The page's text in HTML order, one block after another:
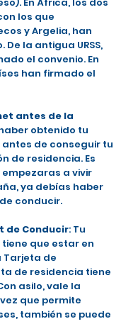
los que
y Argelia, han
la antigua URSS,
el convenio. En
han firmado el
antes de la
obtenido tu
de conseguir tu
de residencia. Es
a vivir
ya debías haber
conducir.
de Conducir: Tu
que estar en
Tarjeta de
de residencia tiene
asilo, vale la
que permite
también se puede